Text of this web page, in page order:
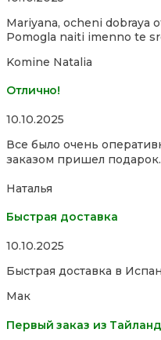
out
of
Mariyana, ocheni dobraya
Pomogla naiti imenno te
Komine Natalia
Отлично!
Rated
out
of
10.10.2025
Все было очень
заказом пришел
Наталья
Быстрая доставка
Rated
out
5
10.10.2025
Быстрая доставка в
Мак
Первый заказ из